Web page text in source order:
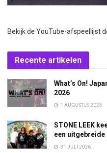
Bekijk de YouTube-afspeellijst
Recente artikelen
What’s On!
2026
1 AUGUSTUS 2026
STONE LEEK
een
31 JULI 2026